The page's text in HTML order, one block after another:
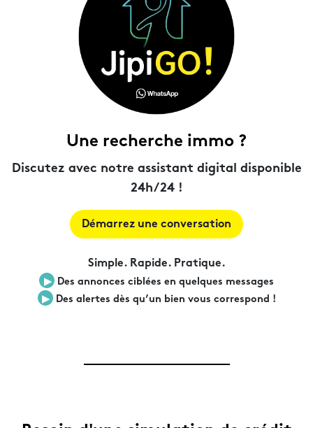
Une recherche immo ?
Discutez avec notre assistant digital disponible
24h/24 !
Démarrez une conversation
Simple. Rapide. Pratique.
▶︎
Des annonces ciblées en quelques messages
▶︎ Des alertes dès qu’un bien vous correspond !